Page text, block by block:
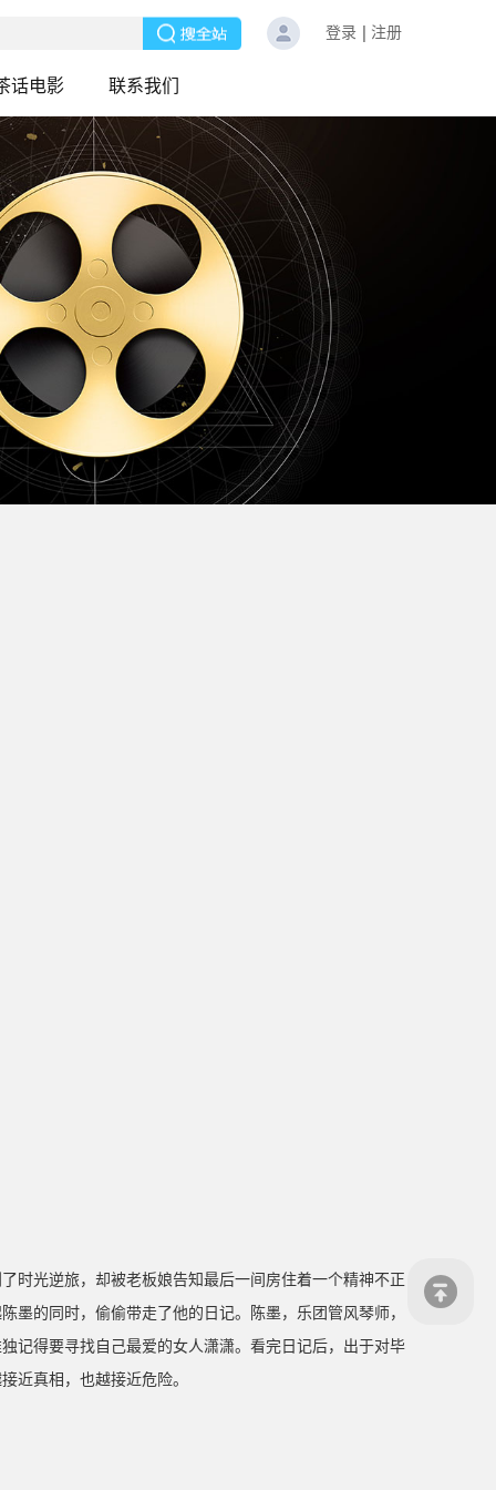
登录 注册
话电影 联系我们
时光逆旅，却被老板娘告知最后一间房住着一个精神不正
的同时，偷偷带走了他的日记。陈墨，乐团管风琴师，
记得要寻找自己最爱的女人潇潇。看完日记后，出于对毕
近真相，也越接近危险。